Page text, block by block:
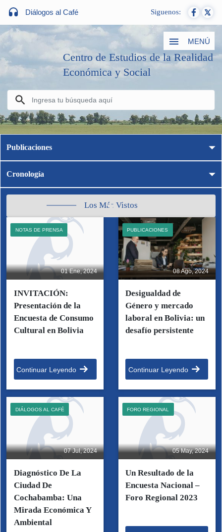
Diálogos al Café Siguenos:
MENÚ
Centro de Estudios de la Realidad
Económica y Social
Publicaciones
Cronología
Los Más Vistos
01 Ene, 2024
NOTAS DE PRENSA
INVITACIÓN:
Presentación de la
Encuesta de Consumo
Cultural en Bolivia
Continuar Leyendo
08 Ago, 2024
PUBLICACIONES
Desigualdad de
Género y mercado
laboral en Bolivia: un
desafío persistente
Continuar Leyendo
07 Jul, 2024
DIÁLOGOS AL CAFÉ
Diagnóstico De La
Ciudad De
Cochabamba: Una
Mirada Económica Y
Ambiental
05 May, 2024
FORO REGIONAL
Un Resultado de la
Encuesta Nacional –
Foro Regional 2023